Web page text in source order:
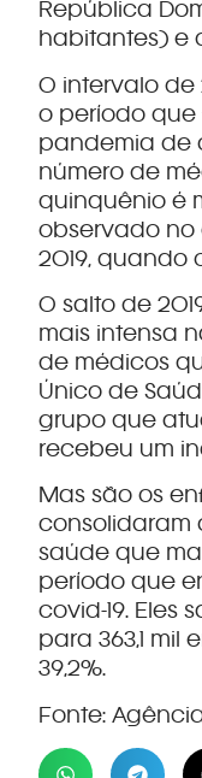
República
habitantes) e
O intervalo de
o período
pandemia de
número de
quinquênio é
observado no
2019, quando
O salto de
mais intensa
de médicos
Único de
grupo que
recebeu um
Mas são os
consolidaram
saúde que
período que
covid-19. Eles
para 363,1 mil
39,2%.
Fonte: